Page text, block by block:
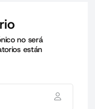
no será
están